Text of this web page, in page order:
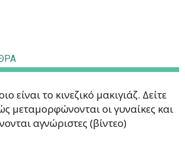
είναι το κινεζικό μακιγιάζ. Δείτε
μεταμορφώνονται οι γυναίκες και
αγνώριστες (βίντεο)